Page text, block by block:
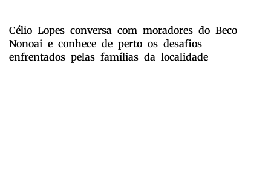
Célio Lopes conversa com moradores do Beco
Nonoai e conhece de perto os desafios
enfrentados pelas famílias da localidade